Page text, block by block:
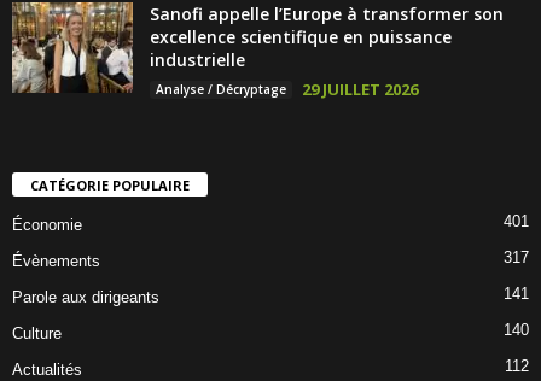
Sanofi appelle l’Europe à transformer son
excellence scientifique en puissance
industrielle
Analyse / Décryptage 29 JUILLET 2026
CATÉGORIE POPULAIRE
Économie 401
Évènements 317
Parole aux dirigeants 141
Culture 140
Actualités 112